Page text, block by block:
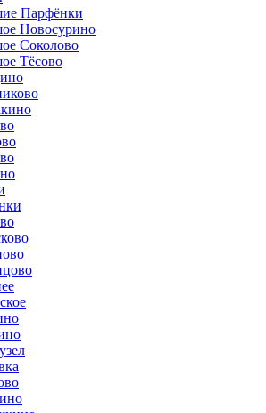
Парфёнки
Новосурино
Соколово
Тёсово